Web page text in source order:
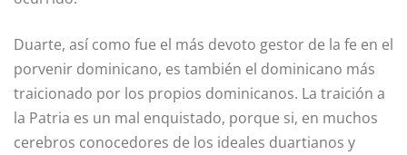
Duarte, así como fue el más devoto gestor de la fe en el
porvenir dominicano, es también el dominicano más
traicionado por los propios dominicanos. La traición a
la Patria es un mal enquistado, porque si, en muchos
cerebros conocedores de los ideales duartianos y